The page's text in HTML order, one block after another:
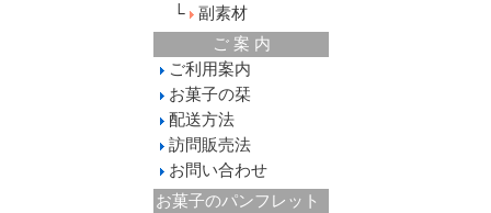
└
副素材
ご 案 内
ご利用案内
お菓子の栞
配送方法
訪問販売法
お問い合わせ
お菓子のパンフレット